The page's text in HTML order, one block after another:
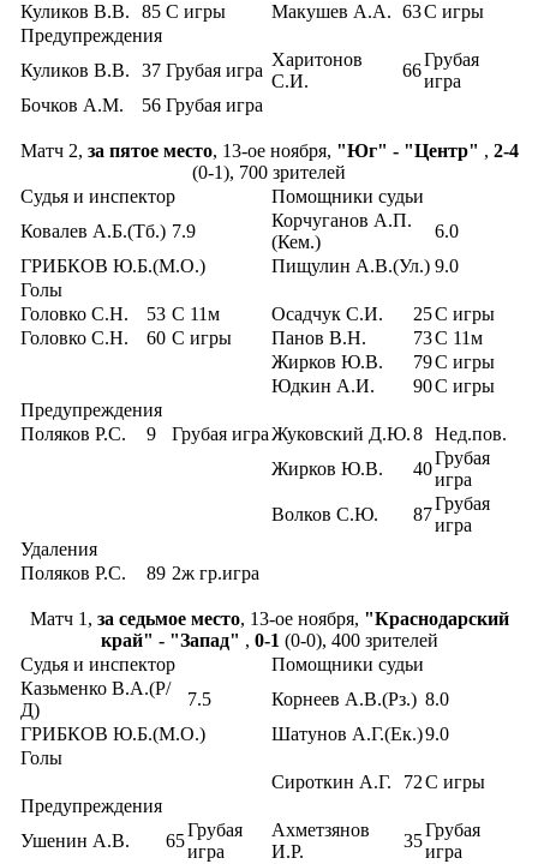
Куликов В.В.
85 С игры Макушев А.А. 63С игры
Предупреждения
Куликов В.В.
37 Грубая игра
Харитонов
С.И.
66
Грубая
игра
Бочков А.М.
56 Грубая игра
Матч 2, за пятое место, 13-ое ноября, "Юг" - "Центр" , 2-4
(0-1), 700 зрителей
Судья и инспектор
Помощники судьи
Ковалев А.Б.(Тб.) 7.9
Корчуганов А.П.
(Кем.)
6.0
ГРИБКОВ Ю.Б.(М.О.)
Пищулин А.В.(Ул.) 9.0
Голы
Головко С.Н.
53 С 11м Осадчук С.И. 25С игры
Головко С.Н.
60 С игры Панов В.Н. 73С 11м
Жирков Ю.В.
79С игры
Юдкин А.И.
90С игры
Предупреждения
Поляков Р.С.
9 Грубая играЖуковский Д.Ю.8 Нед.пов.
Жирков Ю.В.
40
Грубая
игра
Волков С.Ю.
87
Грубая
игра
Удаления
Поляков Р.С.
89 2ж гр.игра
Матч 1, за седьмое место, 13-ое ноября, "Краснодарский
край" - "Запад" , 0-1 (0-0), 400 зрителей
Судья и инспектор
Помощники судьи
Казьменко В.А.(Р/
Д)
7.5 Корнеев А.В.(Рз.) 8.0
ГРИБКОВ Ю.Б.(М.О.)
Шатунов А.Г.(Ек.)9.0
Голы
Сироткин А.Г.
72С игры
Предупреждения
Ушенин А.В.
65
Грубая
игра
Ахметзянов
И.Р.
35
Грубая
игра